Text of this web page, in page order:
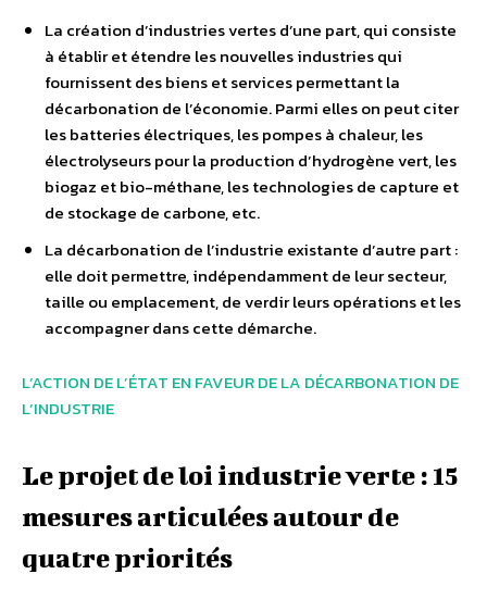
La création d’industries vertes d’une part, qui consiste
à établir et étendre les nouvelles industries qui
fournissent des biens et services permettant la
décarbonation de l’économie. Parmi elles on peut citer
les batteries électriques, les pompes à chaleur, les
électrolyseurs pour la production d’hydrogène vert, les
biogaz et bio-méthane, les technologies de capture et
de stockage de carbone, etc.
La décarbonation de l’industrie existante d’autre part :
elle doit permettre, indépendamment de leur secteur,
taille ou emplacement, de verdir leurs opérations et les
accompagner dans cette démarche.
L’ACTION DE L’ÉTAT EN FAVEUR DE LA DÉCARBONATION DE
L’INDUSTRIE
Le projet de loi industrie verte : 15
mesures articulées autour de
quatre priorités